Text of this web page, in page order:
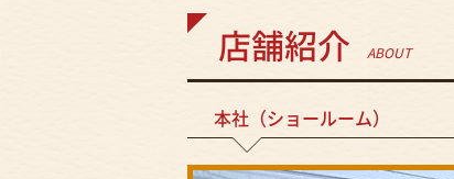
店舗紹介 ABOUT
本社（ショールーム）